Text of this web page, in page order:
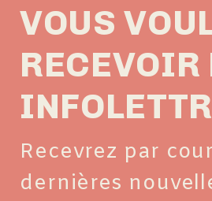
VOUS
RECEVOIR
Recevrez par
dernières